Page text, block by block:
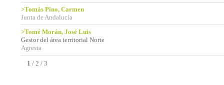
>Tomás Pino, Carmen
Junta de Andalucía
>Tomé Morán, José Luis
Gestor del área territorial Norte
Agresta
1 / 2 / 3